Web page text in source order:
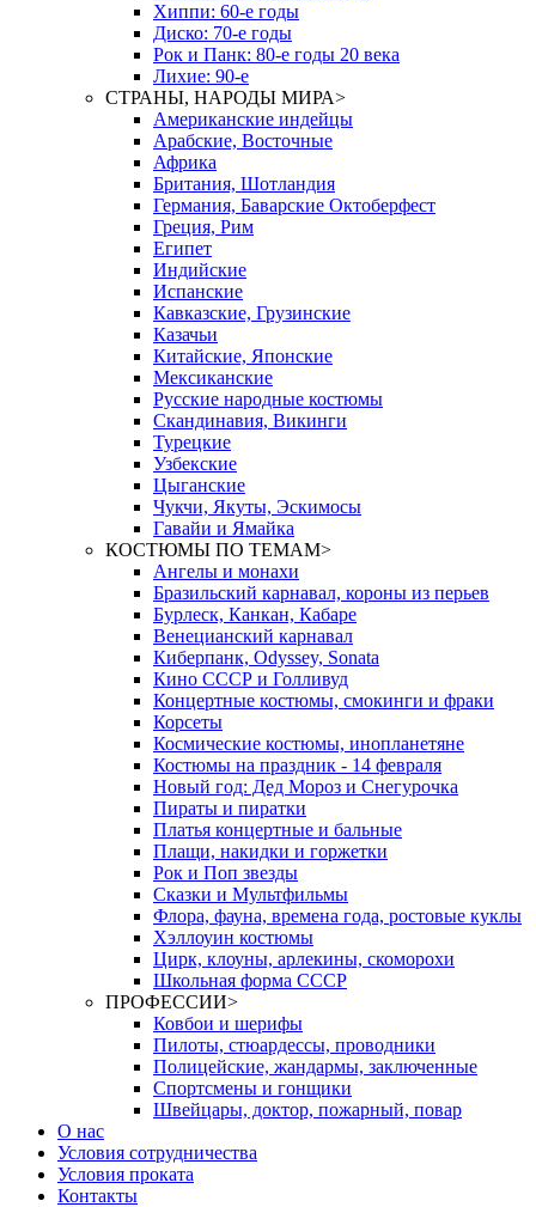
Хиппи: 60-е годы
Диско: 70-е годы
Рок и Панк: 80-е годы 20 века
Лихие: 90-е
СТРАНЫ, НАРОДЫ МИРА>
Американские индейцы
Арабские, Восточные
Африка
Британия, Шотландия
Германия, Баварские Октоберфест
Греция, Рим
Египет
Индийские
Испанские
Кавказские, Грузинские
Казачьи
Китайские, Японские
Мексиканские
Русские народные костюмы
Скандинавия, Викинги
Турецкие
Узбекские
Цыганские
Чукчи, Якуты, Эскимосы
Гавайи и Ямайка
КОСТЮМЫ ПО ТЕМАМ>
Ангелы и монахи
Бразильский карнавал, короны из перьев
Бурлеск, Канкан, Кабаре
Венецианский карнавал
Киберпанк, Odyssey, Sonata
Кино СССР и Голливуд
Концертные костюмы, смокинги и фраки
Корсеты
Космические костюмы, инопланетяне
Костюмы на праздник - 14 февраля
Новый год: Дед Мороз и Снегурочка
Пираты и пиратки
Платья концертные и бальные
Плащи, накидки и горжетки
Рок и Поп звезды
Сказки и Мультфильмы
Флора, фауна, времена года, ростовые куклы
Хэллоуин костюмы
Цирк, клоуны, арлекины, скоморохи
Школьная форма СССР
ПРОФЕССИИ>
Ковбои и шерифы
Пилоты, стюардессы, проводники
Полицейские, жандармы, заключенные
Спортсмены и гонщики
Швейцары, доктор, пожарный, повар
О нас
Условия сотрудничества
Условия проката
Контакты